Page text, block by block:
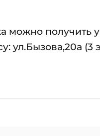
можно получить у
ул.Бызова,20а (3